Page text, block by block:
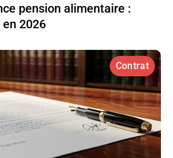
pension alimentaire :
2026
Contrat